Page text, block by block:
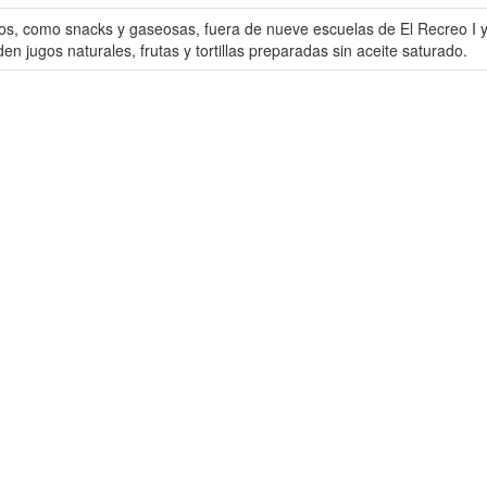
como snacks y gaseosas, fuera de nueve escuelas de El Recreo I y
jugos naturales, frutas y tortillas preparadas sin aceite saturado.